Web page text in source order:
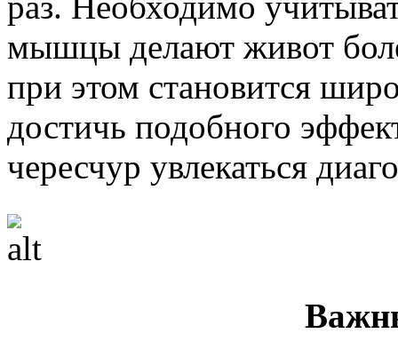
мышцы делают живот
при этом становится
достичь подобного
чересчур увлекаться